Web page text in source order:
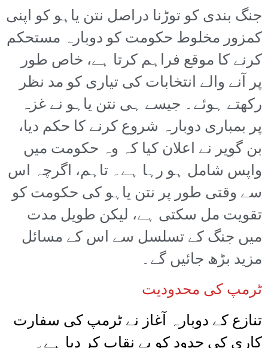
جنگ بندی کو توڑنا دراصل نتن یاہو کو اپنی
کمزور مخلوط حکومت کو دوبارہ مستحکم
کرنے کا موقع فراہم کرتا ہے، خاص طور
پر آنے والے انتخابات کی تیاری کو مد نظر
رکھتے ہوئے۔ جیسے ہی نتن یاہو نے غزہ
پر بمباری دوبارہ شروع کرنے کا حکم دیا،
بن گویر نے اعلان کیا کہ وہ حکومت میں
واپس شامل ہو رہا ہے۔ تاہم، اگرچہ اس
سے وقتی طور پر نتن یاہو کی حکومت کو
تقویت مل سکتی ہے، لیکن طویل مدت
میں جنگ کے تسلسل سے اس کے مسائل
مزید بڑھ جائیں گے۔
ٹرمپ کی محدودیت
تنازع کے دوبارہ آغاز نے ٹرمپ کی سفارت